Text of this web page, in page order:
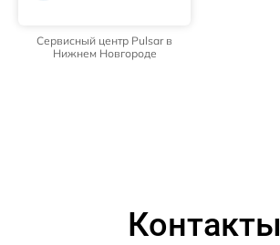
Сервисный центр Pulsar в
Нижнем Новгороде
Контакты